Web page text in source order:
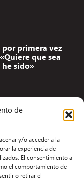
de
y/o acceder a la
la experiencia de
El consentimiento a
el comportamiento de
o retirar el
primera vez
que sea
sido»